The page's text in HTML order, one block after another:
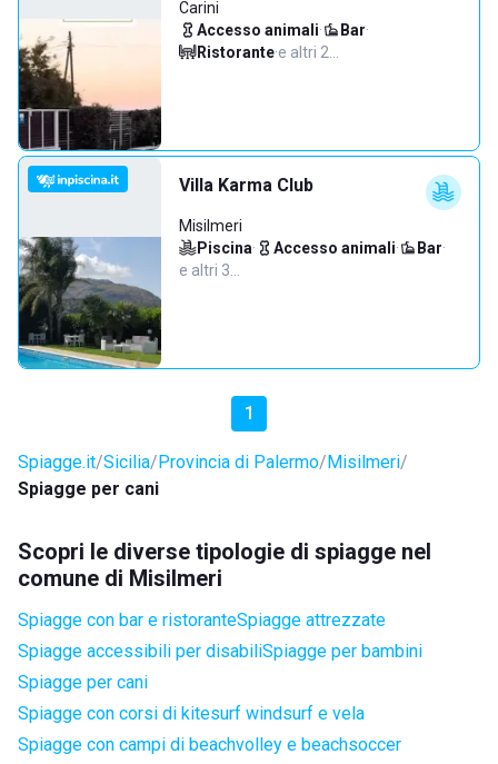
Carini
Accesso animali· Bar·
Ristorante·e altri 2…
Villa Karma Club
Misilmeri
Piscina· Accesso animali· Bar·
e altri 3…
1
Spiagge.it Sicilia Provincia di Palermo Misilmeri
Spiagge per cani
Scopri le diverse tipologie di spiagge nel
comune di Misilmeri
Spiagge con bar e ristoranteSpiagge attrezzate
Spiagge accessibili per disabiliSpiagge per bambini
Spiagge per cani
Spiagge con corsi di kitesurf windsurf e vela
Spiagge con campi di beachvolley e beachsoccer